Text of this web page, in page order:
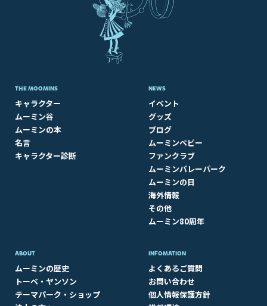
THE MOOMINS
キャラクター
ムーミン谷
ムーミンの本
名言
キャラクター診断
NEWS
イベント
グッズ
ブログ
ムーミンベビー
ファンクラブ
ムーミンバレーパーク
ムーミンの日
海外情報
その他
ムーミン80周年
ABOUT​
ムーミンの歴史
トーベ・ヤンソン
テーマパーク・ショップ
INFOMATION
よくあるご質問
お問い合わせ
個人情報保護方針